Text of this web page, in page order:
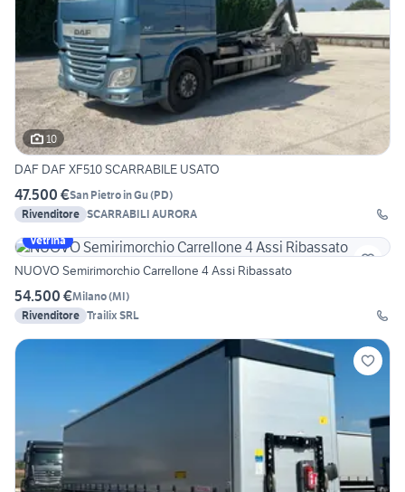
10
DAF DAF XF510 SCARRABILE USATO
47.500 €San Pietro in Gu(PD)
Rivenditore SCARRABILI AURORA
Vetrina
NUOVO Semirimorchio Carrellone 4 Assi Ribassato
54.500 €Milano(MI)
Rivenditore Trailix SRL